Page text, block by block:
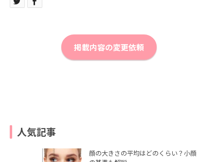
掲載内容の変更依頼
人気記事
顔の大きさの平均はどのくらい？小顔